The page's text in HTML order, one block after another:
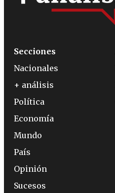
Secciones
Nacionales
+ análisis
Política
Economía
Mundo
País
Opinión
Sucesos